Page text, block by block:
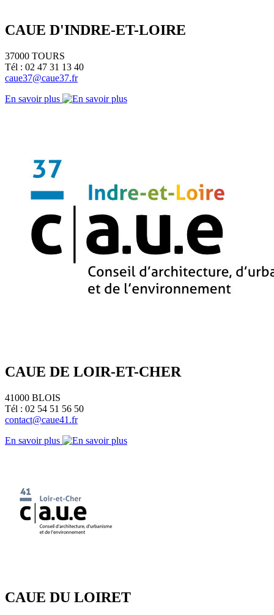
CAUE D'INDRE-ET-LOIRE
37000 TOURS
Tél : 02 47 31 13 40
caue37@caue37.fr
En savoir plus
CAUE DE LOIR-ET-CHER
41000 BLOIS
Tél : 02 54 51 56 50
contact@caue41.fr
En savoir plus
CAUE DU LOIRET